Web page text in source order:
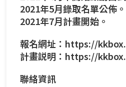
2021年5月錄取名單公佈。
2021年7月計畫開始。
報名網址： https://
計畫説明： https://
聯絡資訊